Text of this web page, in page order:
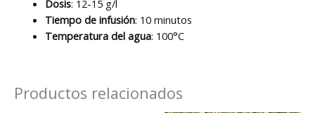
Dosis: 12-15 g/l
Tiempo de infusión: 10 minutos
Temperatura del agua: 100°C
Productos relacionados